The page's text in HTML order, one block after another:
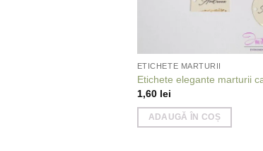
ETICHETE MARTURII
Etichete elegante marturii
1,60 lei
ADAUGĂ ÎN COȘ